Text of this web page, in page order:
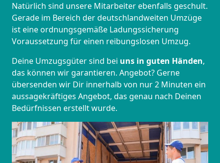
Natürlich sind unsere Mitarbeiter ebenfalls geschult.
Gerade im Bereich der deutschlandweiten Umzüge
ist eine ordnungsgemäße Ladungssicherung
Voraussetzung für einen reibungslosen Umzug.
Deine Umzugsgüter sind bei uns in guten Händen,
das können wir garantieren. Angebot? Gerne
übersenden wir Dir innerhalb von nur 2 Minuten ein
aussagekräftiges Angebot, das genau nach Deinen
Bedürfnissen erstellt wurde.